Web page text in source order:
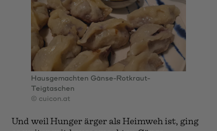
jeder einen Rotwein nach seinem Geschmack
mitbringen möge.
„Also, trocken war es nicht!“, so die kurze
Zusammenfassung.